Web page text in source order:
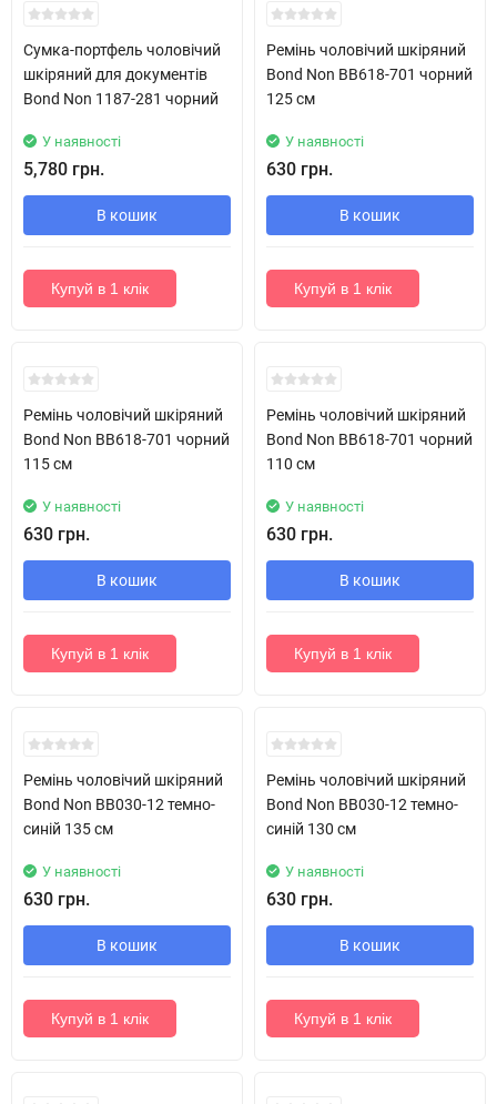
Сумка-портфель чоловічий
шкіряний для документів
Bond Non 1187-281 чорний
У наявності
5,780 грн.
В кошик
Купуй в 1 клік
Новинка!
Ремінь чоловічий шкіряний
Bond Non BB618-701 чорний
125 см
У наявності
630 грн.
В кошик
Купуй в 1 клік
Новинка!
Ремінь чоловічий шкіряний
Bond Non BB618-701 чорний
115 см
У наявності
630 грн.
В кошик
Купуй в 1 клік
Новинка!
Ремінь чоловічий шкіряний
Bond Non BB618-701 чорний
110 см
У наявності
630 грн.
В кошик
Купуй в 1 клік
Новинка!
Ремінь чоловічий шкіряний
Bond Non BB030-12 темно-
синій 135 см
У наявності
630 грн.
В кошик
Купуй в 1 клік
Новинка!
Ремінь чоловічий шкіряний
Bond Non BB030-12 темно-
синій 130 см
У наявності
630 грн.
В кошик
Купуй в 1 клік